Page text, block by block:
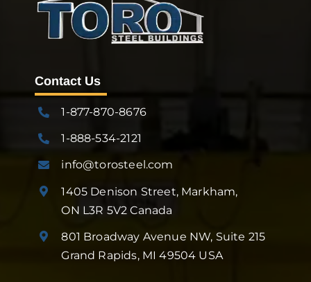
Contact Us
1-877-870-8676
1-888-534-2121
info@torosteel.com
1405 Denison Street, Markham,
ON L3R 5V2 Canada
801 Broadway Avenue NW, Suite 215
Grand Rapids, MI 49504 USA